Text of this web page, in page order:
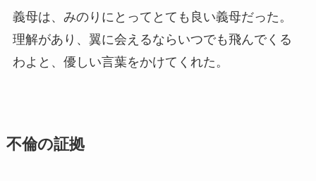
義母は、みのりにとってとても良い義母だった。
理解があり、翼に会えるならいつでも飛んでくる
わよと、優しい言葉をかけてくれた。
不倫の証拠